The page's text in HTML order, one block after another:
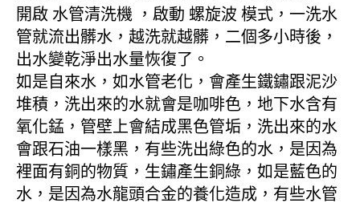
開啟 水管清洗機 ，啟動 螺旋波 模式，一洗水
管就流出髒水，越洗就越髒，二個多小時後，
出水變乾淨出水量恢復了。
如是自來水，如水管老化，會產生鐵鏽跟泥沙
堆積，洗出來的水就會是咖啡色，地下水含有
氧化錳，管壁上會結成黑色管垢，洗出來的水
會跟石油一樣黑，有些洗出綠色的水，是因為
裡面有銅的物質，生鏽產生銅綠，如是藍色的
水，是因為水龍頭合金的養化造成，有些水管